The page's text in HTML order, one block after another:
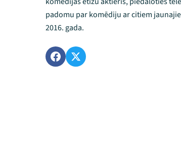
padomu par komēdiju ar citiem
2016. gada.